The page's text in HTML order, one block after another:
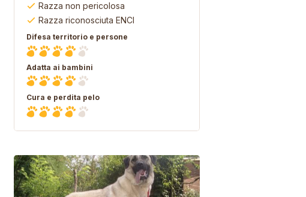
Razza non pericolosa
Razza riconosciuta ENCI
Difesa territorio e persone
Adatta ai bambini
Cura e perdita pelo